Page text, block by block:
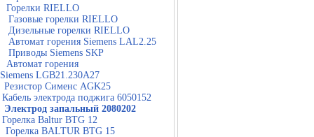
Горелки RIELLO
Газовые горелки RIELLO
Дизельные горелки RIELLO
Автомат горения Siemens LAL2.25
Приводы Siemens SKP
Автомат горения
Siemens LGB21.230A27
Резистор Сименс AGK25
Кабель электрода поджига 6050152
Электрод запальный 2080202
Горелка Baltur BTG 12
Горелка BALTUR BTG 15